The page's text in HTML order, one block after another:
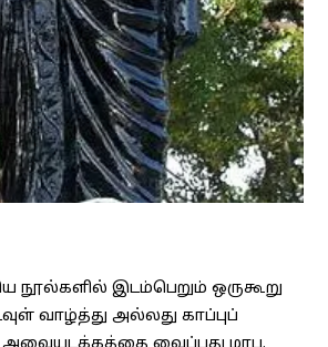
நூல்களில் இடம்பெறும் ஒருகூறு
வாழ்த்து அல்லது காப்புப்